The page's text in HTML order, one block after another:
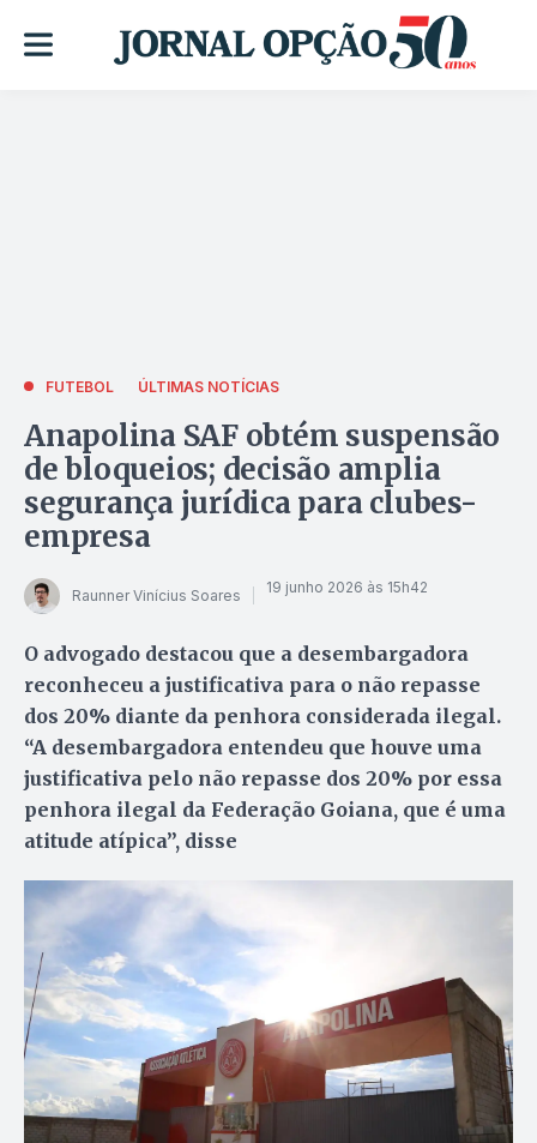
FUTEBOL ÚLTIMAS NOTÍCIAS
Anapolina SAF obtém suspensão
de bloqueios; decisão amplia
segurança jurídica para clubes-
empresa
Raunner Vinícius Soares 19 junho 2026 às 15h42
O advogado destacou que a desembargadora
reconheceu a justificativa para o não repasse
dos 20% diante da penhora considerada ilegal.
“A desembargadora entendeu que houve uma
justificativa pelo não repasse dos 20% por essa
penhora ilegal da Federação Goiana, que é uma
atitude atípica”, disse